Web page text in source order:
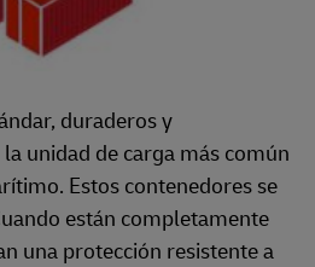
duraderos y
unidad de carga más común
Estos contenedores se
están completamente
una protección resistente a